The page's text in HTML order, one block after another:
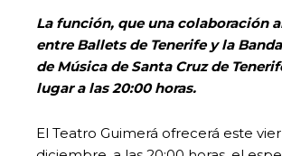
La función, que una colaboración
entre Ballets de Tenerife y la
de Música de Santa Cruz de
lugar a las 20:00 horas.
El Teatro Guimerá ofrecerá este